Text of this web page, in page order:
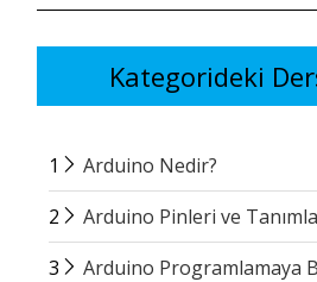
Kategorideki
1
Arduino Nedir?
2
Arduino Pinleri ve
3
Arduino Programlamaya